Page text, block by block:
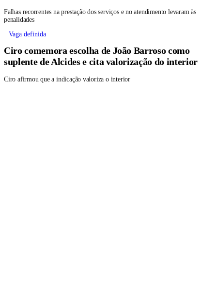
Falhas recorrentes na prestação dos serviços e no atendimento levaram às
penalidades
Vaga definida
Ciro comemora escolha de João Barroso como
suplente de Alcides e cita valorização do interior
Ciro afirmou que a indicação valoriza o interior